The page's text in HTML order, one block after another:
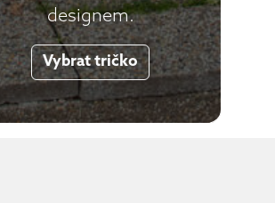
designem.
Vybrat tričko